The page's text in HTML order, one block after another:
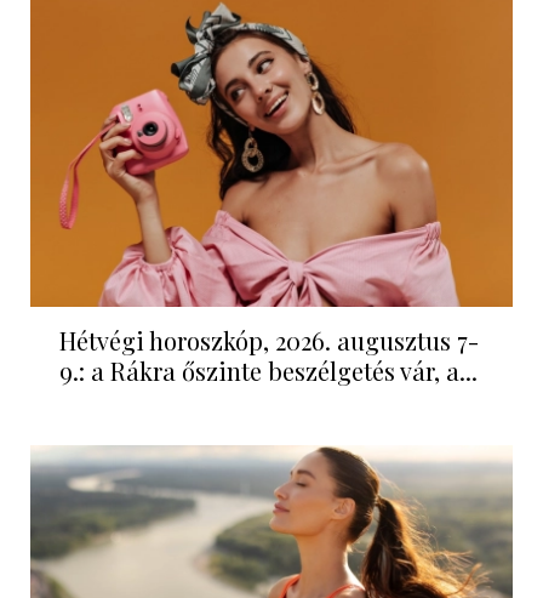
Hétvégi horoszkóp, 2026. augusztus 7-
9.: a Rákra őszinte beszélgetés vár, a...